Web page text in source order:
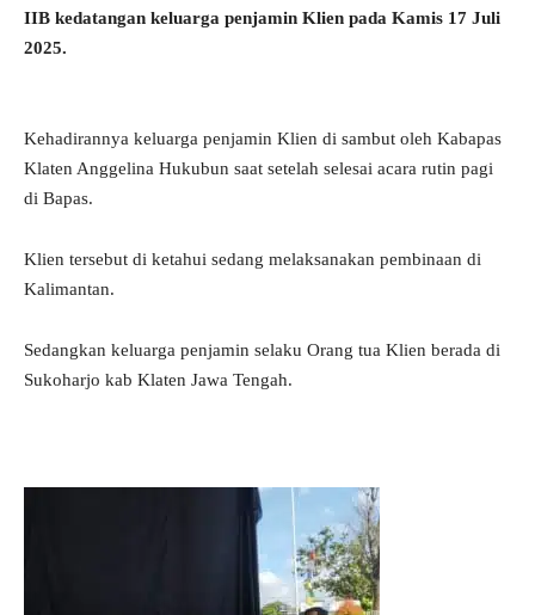
IIB kedatangan keluarga penjamin Klien pada Kamis 17 Juli
2025.
Kehadirannya keluarga penjamin Klien di sambut oleh Kabapas
Klaten Anggelina Hukubun saat setelah selesai acara rutin pagi
di Bapas.
Klien tersebut di ketahui sedang melaksanakan pembinaan di
Kalimantan.
Sedangkan keluarga penjamin selaku Orang tua Klien berada di
Sukoharjo kab Klaten Jawa Tengah.